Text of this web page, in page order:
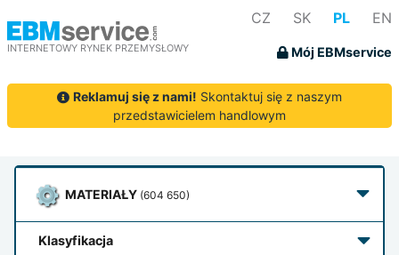
INTERNETOWY RYNEK PRZEMYSŁOWY
CZ SK PL EN
Mój EBMservice
Reklamuj się z nami! Skontaktuj się z naszym
przedstawicielem handlowym
MATERIAŁY (604 650)
klasyfikacja